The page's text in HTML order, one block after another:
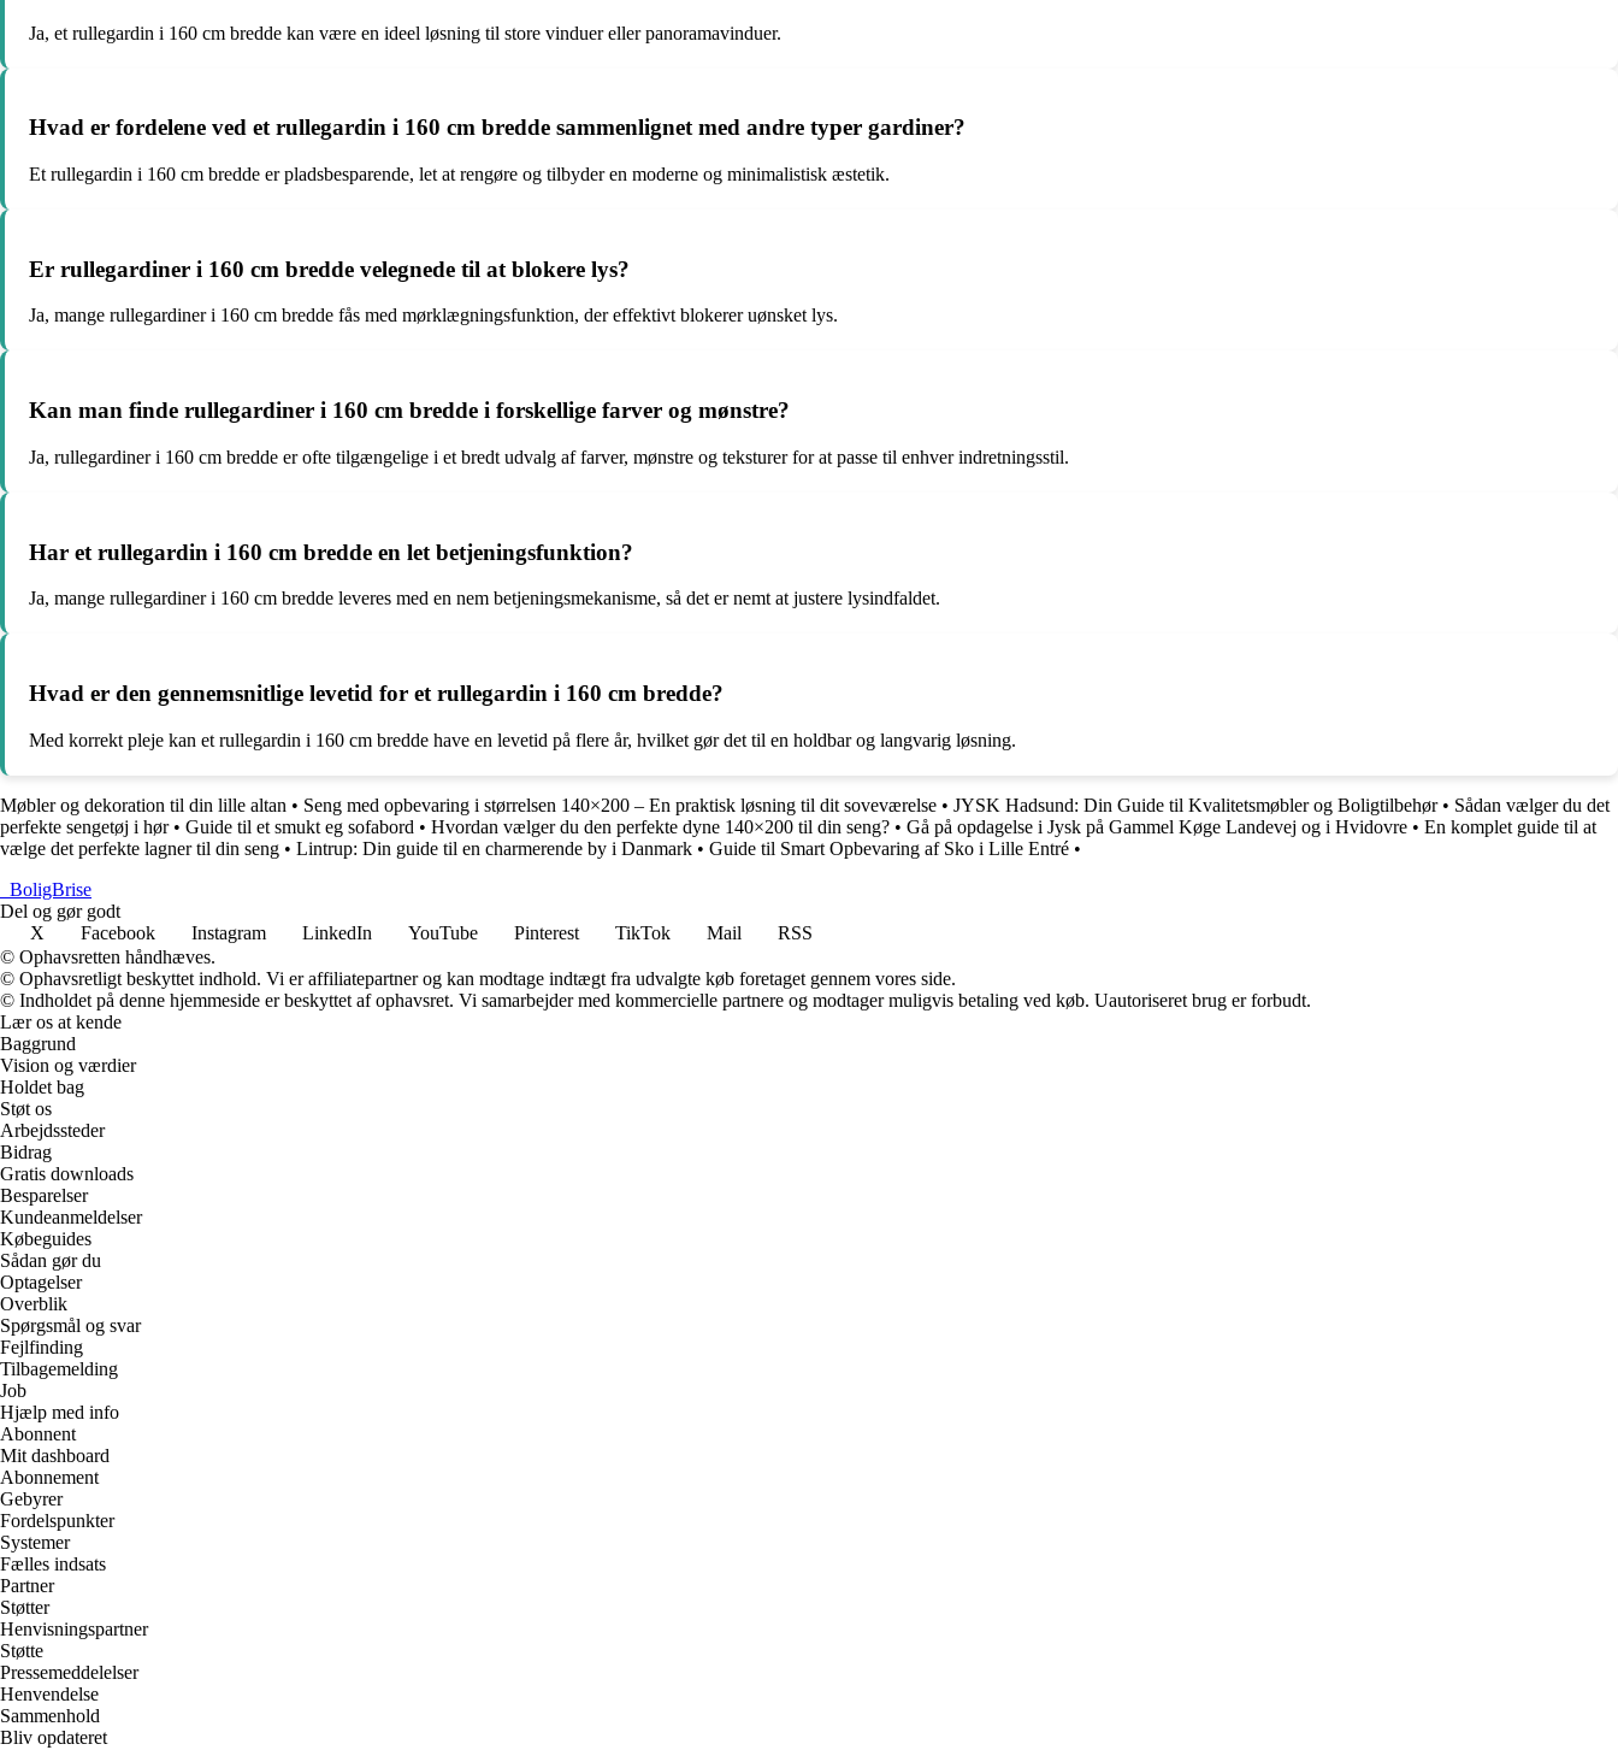
Ja, et rullegardin i 160 cm bredde kan være en ideel løsning til store vinduer eller panoramavinduer.
Hvad er fordelene ved et rullegardin i 160 cm bredde sammenlignet med andre typer gardiner?
Et rullegardin i 160 cm bredde er pladsbesparende, let at rengøre og tilbyder en moderne og minimalistisk æstetik.
Er rullegardiner i 160 cm bredde velegnede til at blokere lys?
Ja, mange rullegardiner i 160 cm bredde fås med mørklægningsfunktion, der effektivt blokerer uønsket lys.
Kan man finde rullegardiner i 160 cm bredde i forskellige farver og mønstre?
Ja, rullegardiner i 160 cm bredde er ofte tilgængelige i et bredt udvalg af farver, mønstre og teksturer for at passe til enhver indretningsstil.
Har et rullegardin i 160 cm bredde en let betjeningsfunktion?
Ja, mange rullegardiner i 160 cm bredde leveres med en nem betjeningsmekanisme, så det er nemt at justere lysindfaldet.
Hvad er den gennemsnitlige levetid for et rullegardin i 160 cm bredde?
Med korrekt pleje kan et rullegardin i 160 cm bredde have en levetid på flere år, hvilket gør det til en holdbar og langvarig løsning.
Møbler og dekoration til din lille altan • Seng med opbevaring i størrelsen 140×200 – En praktisk løsning til dit soveværelse • JYSK Hadsund: Din Guide til Kvalitetsmøbler og Boligtilbehør• Sådan vælger du det
perfekte sengetøj i hør• Guide til et smukt eg sofabord • Hvordan vælger du den perfekte dyne 140×200 til din seng? • Gå på opdagelse i Jysk på Gammel Køge Landevej og i Hvidovre • En komplet guide til at
vælge det perfekte lagner til din seng • Lintrup: Din guide til en charmerende by i Danmark • Guide til Smart Opbevaring af Sko i Lille Entré •
BoligBrise
Del og gør godt
X
Facebook Instagram LinkedIn YouTube Pinterest TikTok Mail
RSS
© Ophavsretten håndhæves.
© Ophavsretligt beskyttet indhold. Vi er affiliatepartner og kan modtage indtægt fra udvalgte køb foretaget gennem vores side.
© Indholdet på denne hjemmeside er beskyttet af ophavsret. Vi samarbejder med kommercielle partnere og modtager muligvis betaling ved køb. Uautoriseret brug er forbudt.
Lær os at kende
Baggrund
Vision og værdier
Holdet bag
Støt os
Arbejdssteder
Bidrag
Gratis downloads
Besparelser
Kundeanmeldelser
Købeguides
Sådan gør du
Optagelser
Overblik
Spørgsmål og svar
Fejlfinding
Tilbagemelding
Job
Hjælp med info
Abonnent
Mit dashboard
Abonnement
Gebyrer
Fordelspunkter
Systemer
Fælles indsats
Partner
Støtter
Henvisningspartner
Støtte
Pressemeddelelser
Henvendelse
Sammenhold
Bliv opdateret